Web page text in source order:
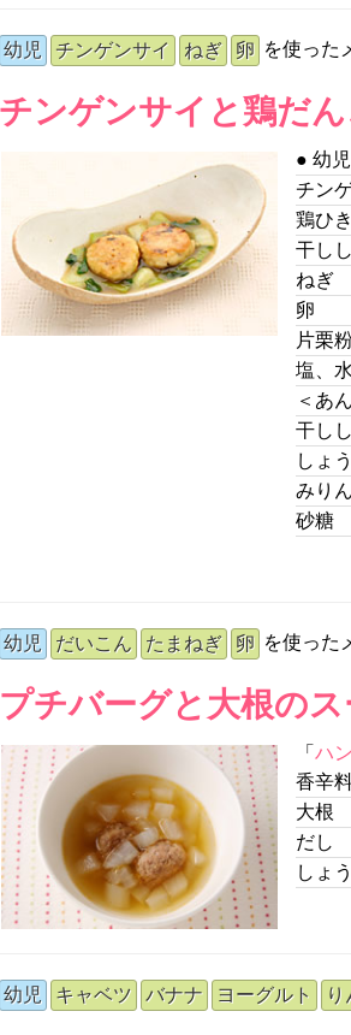
幼児 チンゲンサイ ねぎ 卵 を使った
チンゲンサイと鶏だ
● 幼
チン
鶏ひ
干し
ねぎ
卵
片栗
塩、
＜あ
干し
しょ
みりん
砂糖
幼児 だいこん たまねぎ 卵 を使った
プチバーグと大根の
「 ハ
香辛
大根
だし
しょ
幼児 キャベツ バナナ ヨーグルト り